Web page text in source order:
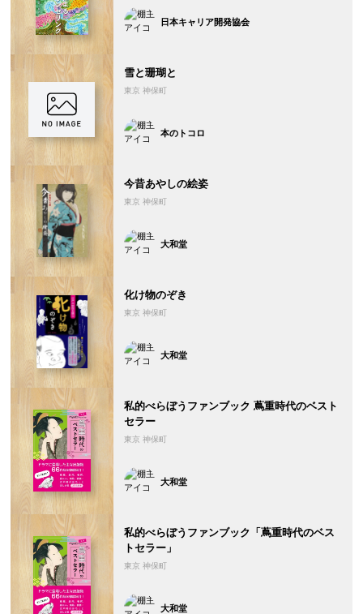
日本キャリア開発協会
雪と珊瑚と
東京 神保町
本のトコロ
今昔あやしの絵姿
東京 神保町
大和堂
化け物のぞき
東京 神保町
大和堂
私的べらぼうファンブック 蔦重時代のベスト
セラー
東京 神保町
大和堂
私的べらぼうファンブック「蔦重時代のベス
トセラー」
東京 神保町
大和堂